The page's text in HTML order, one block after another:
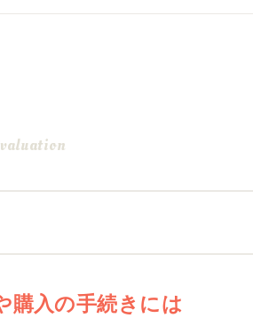
購入の手続きには